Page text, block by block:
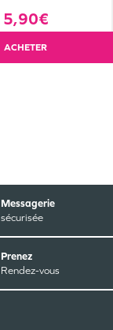
5,90€
ACHETER
Messagerie
sécurisée
Prenez
Rendez-vous